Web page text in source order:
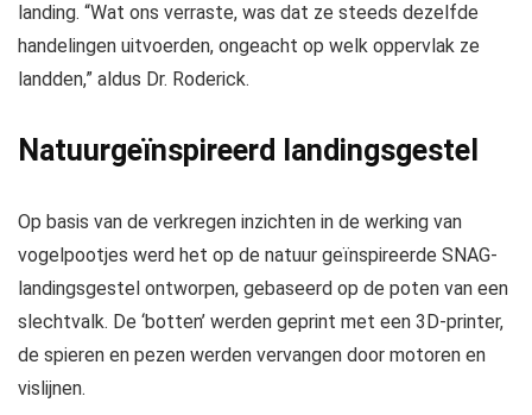
landing. “Wat ons verraste, was dat ze steeds dezelfde
handelingen uitvoerden, ongeacht op welk oppervlak ze
landden,” aldus Dr. Roderick.
Natuurgeïnspireerd landingsgestel
Op basis van de verkregen inzichten in de werking van
vogelpootjes werd het op de natuur geïnspireerde SNAG-
landingsgestel ontworpen, gebaseerd op de poten van een
slechtvalk. De ‘botten’ werden geprint met een 3D-printer,
de spieren en pezen werden vervangen door motoren en
vislijnen.